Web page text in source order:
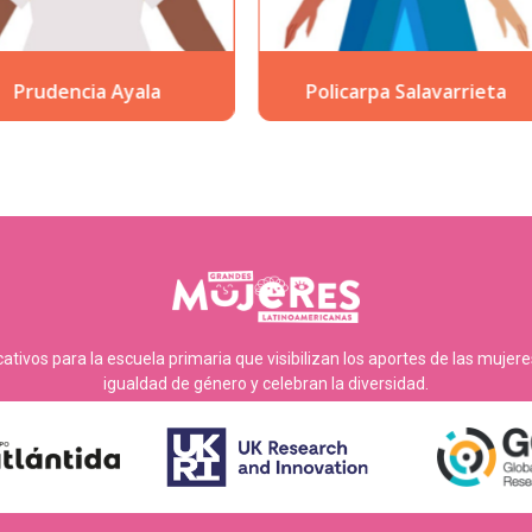
Policarpa Salavarrieta Sofía Mulánovich
para la escuela primaria que visibilizan los aportes de las
igualdad de género y celebran la diversidad.